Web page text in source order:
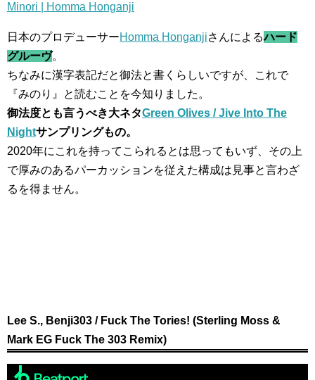
Minori | Homma Honganji
日本のプロデューサーHomma Honganjiさんによるハード
グルーヴ。
ちなみに漢字表記だと御法と書くらしいですが、これで
『みのり』と読むことを今知りました。
御法度とも言うべき大ネタGreen Olives / Jive Into The
Nightサンプリングもの。
2020年にこれを持ってこられるとは思ってもいず、その上
で厚みのあるパーカッションを従えた構成は見事と言わざ
るを得ません。
Lee S., Benji303 / Fuck The Tories! (Sterling Moss &
Mark EG Fuck The 303 Remix)